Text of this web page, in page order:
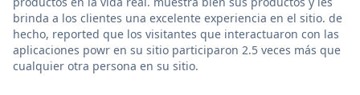
brinda a los clientes una excelente experiencia en el sitio. de
hecho, reported que los visitantes que interactuaron con las
aplicaciones powr en su sitio participaron 2.5 veces más que
cualquier otra persona en su sitio.